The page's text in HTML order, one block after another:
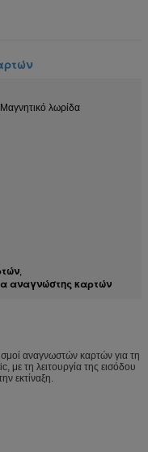
λωρίδα
,
αναγνώστης καρτών
αναγνωστών καρτών για τη
με τη λειτουργία της εισόδου
εκτίναξη.